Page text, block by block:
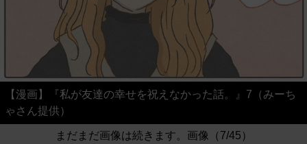
【漫画】『私が友達の幸せを祝えなかった話。』7（みーち
ゃさん提供）
まだまだ画像は続きます。画像（7/45）